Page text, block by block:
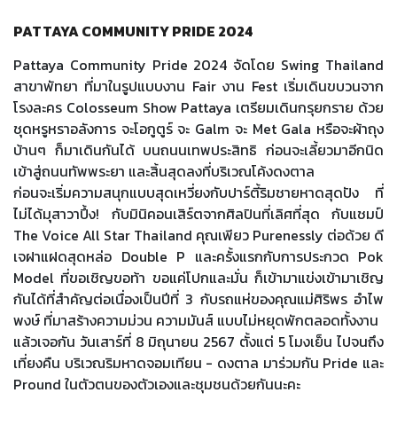
PATTAYA COMMUNITY PRIDE 2024
Pattaya Community Pride 2024 จัดโดย Swing Thailand
สาขาพัทยา ที่มาในรูปแบบงาน Fair งาน Fest เริ่มเดินขบวนจาก
โรงละคร Colosseum Show Pattaya เตรียมเดินกรุยกราย ด้วย
ชุดหรูหราอลังการ จะโอกูตูร์ จะ Galm จะ Met Gala หรือจะผ้าถุง
บ้านๆ ก็มาเดินกันได้ บนถนนเทพประสิทธิ ก่อนจะเลี้ยวมาอีกนิด
เข้าสู่ถนนทัพพระยา และสิ้นสุดลงที่บริเวณโค้งดงตาล
ก่อนจะเริ่มความสนุกแบบสุดเหวี่ยงกับปาร์ตี้ริมชายหาดสุดปัง ที่
ไม่ได้มุสาวาปึ้ง! กับมินิคอนเสิร์ตจากศิลปินที่เลิศที่สุด กับแชมป์
The Voice All Star Thailand คุณเพียว Purenessly ต่อด้วย ดี
เจฝาแฝดสุดหล่อ Double P และครั้งแรกกับการประกวด Pok
Model ที่ขอเชิญขอท้า ขอแค่โปกและมั่น ก็เข้ามาแข่งเข้ามาเชิญ
กันได้ที่สำคัญต่อเนื่องเป็นปีที่ 3 กับรถแห่ของคุณแม่ศิริพร อำไพ
พงษ์ ที่มาสร้างความม่วน ความมันส์ แบบไม่หยุดพักตลอดทั้งงาน
แล้วเจอกัน วันเสาร์ที่ 8 มิถุนายน 2567 ตั้งแต่ 5 โมงเย็น ไปจนถึง
เที่ยงคืน บริเวณริมหาดจอมเทียน - ดงตาล มาร่วมกัน Pride และ
Pround ในตัวตนของตัวเองและชุมชนด้วยกันนะคะ